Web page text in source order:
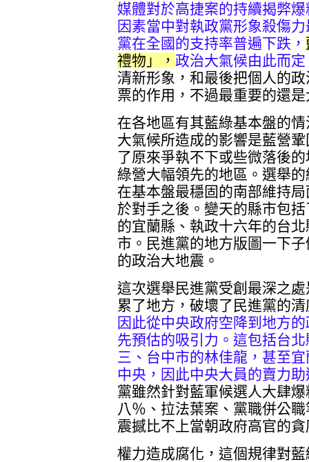
媒體對於高捷案的持續揭弊
因素當中對執政黨形象殺傷
黨在全國的支持率普遍下跌，
禮物」， 政治大氣候由此而定
清新形象，和最後把個人的
票的作用，不過最重要的還
在各地區有其藍綠基本盤的
大氣候所造成的影響是藍營
了原來爭執不下或些微落後
綠營大幅領先的地區。選舉
在基本盤最穩固的南部維持
於對手之後。變天的縣市包
的宜蘭縣、執政十六年的台
市。民進黨的地方版圖一下
的政治大地震。
這次選舉民進黨受創最深之
累了地方，破壞了民進黨的
因此從中央政府空降到地方
先預估的吸引力。這包括台
三、台中市的林佳龍，甚至
中央，因此中央大員的賣力
黨雖然針對藍軍候選人大肆
八％、拉法葉案、黨職併公
震撼比不上當朝政府高官的貪
權力造成腐化，這個規律對